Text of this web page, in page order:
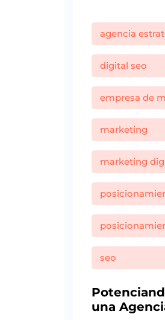
agencia
digital seo
empresa de
marketing
marketing
seo
una